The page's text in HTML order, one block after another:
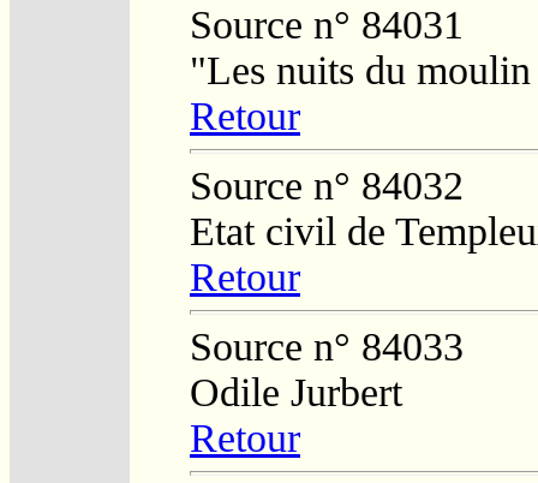
Source n° 84031
"Les nuits du
Retour
Source n° 84032
Etat civil de
Retour
Source n° 84033
Odile Jurbert
Retour